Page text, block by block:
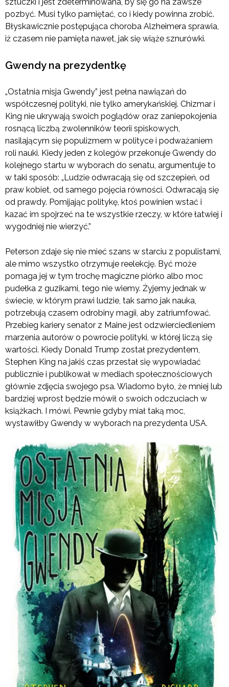
pozbyć. Musi tylko pamiętać, co i kiedy powinna zrobić.
Błyskawicznie postępująca choroba Alzheimera sprawia,
iż czasem nie pamięta nawet, jak się wiąże sznurówki.
Gwendy na prezydentkę
„Ostatnia misja Gwendy” jest pełna nawiązań do
współczesnej polityki, nie tylko amerykańskiej. Chizmar i
King nie ukrywają swoich poglądów oraz zaniepokojenia
rosnącą liczbą zwolenników teorii spiskowych,
nasilającym się populizmem w polityce i podważaniem
roli nauki. Kiedy jeden z kolegów przekonuje Gwendy do
kolejnego startu w wyborach do senatu, argumentuje to
w taki sposób: „Ludzie odwracają się od szczepień, od
praw kobiet, od samego pojęcia równości. Odwracają się
od prawdy. Pomijając politykę, ktoś powinien wstać i
kazać im spojrzeć na te wszystkie rzeczy, w które łatwiej i
wygodniej nie wierzyć.”
Peterson zdaje się nie mieć szans w starciu z populistami,
ale mimo wszystko otrzymuje reelekcję. Być może
pomaga jej w tym trochę magiczne piórko albo moc
pudełka z guzikami, tego nie wiemy. Żyjemy jednak w
świecie, w którym prawi ludzie, tak samo jak nauka,
potrzebują czasem odrobiny magii, aby zatriumfować.
Przebieg kariery senator z Maine jest odzwierciedleniem
marzenia autorów o powrocie polityki, w której liczą się
wartości. Kiedy Donald Trump został prezydentem,
Stephen King na jakiś czas przestał się wypowiadać
publicznie i publikował w mediach społecznościowych
głównie zdjęcia swojego psa. Wiadomo było, że mniej lub
bardziej wprost będzie mówił o swoich odczuciach w
książkach. I mówi. Pewnie gdyby miał taką moc,
wystawiłby Gwendy w wyborach na prezydenta USA.